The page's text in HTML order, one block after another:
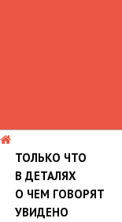
ТОЛЬКО ЧТО
В ДЕТАЛЯХ
О ЧЕМ ГОВОРЯТ
УВИДЕНО